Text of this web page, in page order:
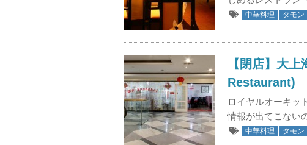
中華料理 タモン
【閉店】大
Restaurant)
ロイヤルオーキッ
情報が出てこない
中華料理 タモン